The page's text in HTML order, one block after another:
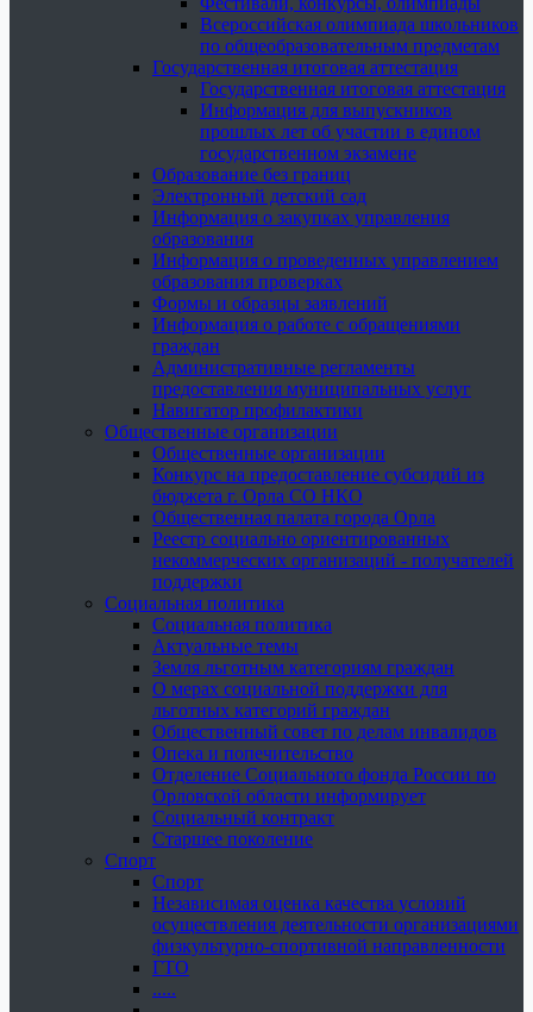
Всероссийская олимпиада школьников
по общеобразовательным предметам
Государственная итоговая аттестация
Государственная итоговая аттестация
Информация для выпускников
прошлых лет об участии в едином
государственном экзамене
Образование без границ
Электронный детский сад
Информация о закупках управления
образования
Информация о проведенных управлением
образования проверках
Формы и образцы заявлений
Информация о работе с обращениями
граждан
Административные регламенты
предоставления муниципальных услуг
Навигатор профилактики
Общественные организации
Общественные организации
Конкурс на предоставление субсидий из
бюджета г. Орла СО НКО
Общественная палата города Орла
Реестр социально ориентированных
некоммерческих организаций - получателей
поддержки
Социальная политика
Социальная политика
Актуальные темы
Земля льготным категориям граждан
О мерах социальной поддержки для
льготных категорий граждан
Общественный совет по делам инвалидов
Опека и попечительство
Отделение Социального фонда России по
Орловской области информирует
Социальный контракт
Старшее поколение
Спорт
Спорт
Независимая оценка качества условий
осуществления деятельности организациями
физкультурно-спортивной направленности
ГТО
.....